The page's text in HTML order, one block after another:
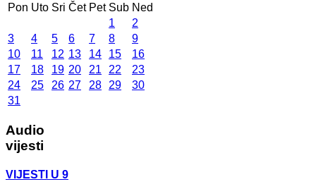
Pon Uto Sri Čet Pet Sub Ned
1
2
3
4 5 6 7 8
9
10
11 12 13 14 15
16
17
18 19 20 21 22
23
24
25 26 27 28 29
30
31
Audio
vijesti
VIJESTI U 9